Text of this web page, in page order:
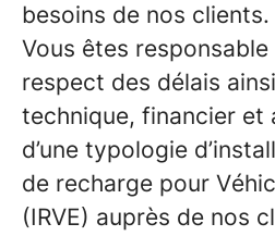
besoins de nos clients.
Vous êtes
respect des délais
technique, financier et
d’une typologie
de recharge pour
(IRVE) auprès de nos